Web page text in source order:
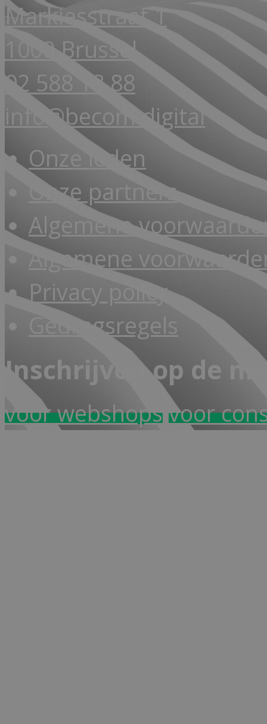
Markiesstraat 1
1000 Brussel
02 588 18 88
info@becom.digital
Onze leden
Onze partners
Algemene
Algemene
Privacy policy
Gedragsregels
Inschrijven op de
voor webshopsvoor